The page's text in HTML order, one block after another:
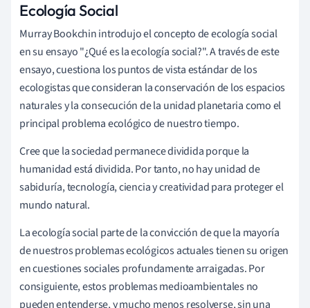
Ecología Social
Murray Bookchin introdujo el concepto de ecología social
en su ensayo "¿Qué es la ecología social?". A través de este
ensayo, cuestiona los puntos de vista estándar de los
ecologistas que consideran la conservación de los espacios
naturales y la consecución de la unidad planetaria como el
principal problema ecológico de nuestro tiempo.
Cree que la sociedad permanece dividida porque la
humanidad está dividida. Por tanto, no hay unidad de
sabiduría, tecnología, ciencia y creatividad para proteger el
mundo natural.
La ecología social parte de la convicción de que la mayoría
de nuestros problemas ecológicos actuales tienen su origen
en cuestiones sociales profundamente arraigadas. Por
consiguiente, estos problemas medioambientales no
pueden entenderse, y mucho menos resolverse, sin una